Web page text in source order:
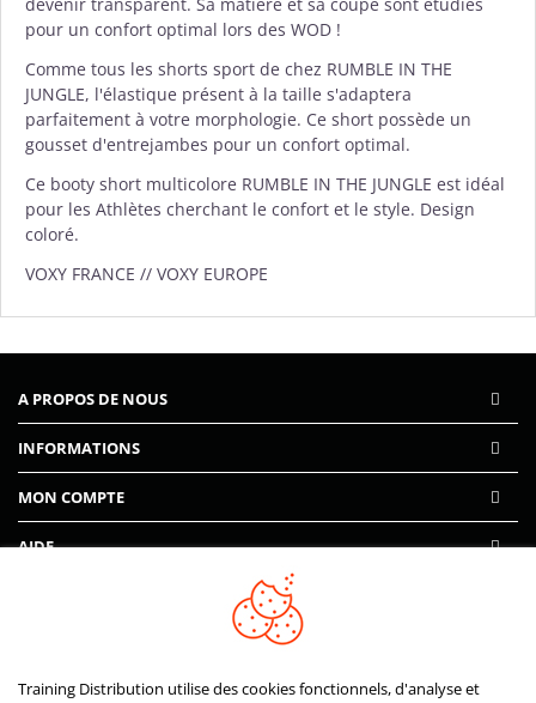
devenir transparent. Sa matière et sa coupe sont étudiés
pour un confort optimal lors des WOD !
Comme tous les shorts sport de chez RUMBLE IN THE
JUNGLE, l'élastique présent à la taille s'adaptera
parfaitement à votre morphologie. Ce short possède un
gousset d'entrejambes pour un confort optimal.
Ce booty short multicolore RUMBLE IN THE JUNGLE est idéal
pour les Athlètes cherchant le confort et le style. Design
coloré.
VOXY FRANCE // VOXY EUROPE
A PROPOS DE NOUS
INFORMATIONS
MON COMPTE
Training Distribution utilise des cookies fonctionnels, d'analyse et
AIDE